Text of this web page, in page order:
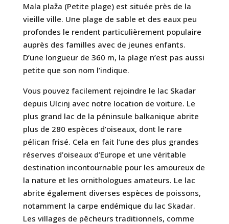
Mala plaža (Petite plage) est située près de la
vieille ville. Une plage de sable et des eaux peu
profondes le rendent particulièrement populaire
auprès des familles avec de jeunes enfants.
D’une longueur de 360 m, la plage n’est pas aussi
petite que son nom l’indique.
Vous pouvez facilement rejoindre le lac Skadar
depuis Ulcinj avec notre location de voiture. Le
plus grand lac de la péninsule balkanique abrite
plus de 280 espèces d’oiseaux, dont le rare
pélican frisé. Cela en fait l’une des plus grandes
réserves d’oiseaux d’Europe et une véritable
destination incontournable pour les amoureux de
la nature et les ornithologues amateurs. Le lac
abrite également diverses espèces de poissons,
notamment la carpe endémique du lac Skadar.
Les villages de pêcheurs traditionnels, comme